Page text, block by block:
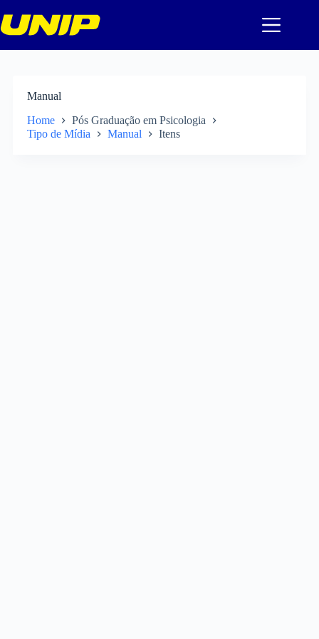
para
o
Manual
Home
Pós Graduação em Psicologia
Tipo de Mídia
Manual Itens